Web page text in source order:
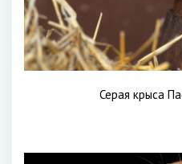
Серая крыса